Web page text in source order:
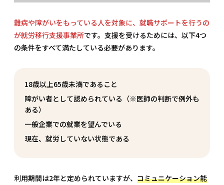
難病や障がいをもっている人を対象に、就職サポートを行うの
が就労移行支援事業所です。支援を受けるためには、以下4つ
の条件をすべて満たしている必要があります。
18歳以上65歳未満であること
障がい者として認められている（※医師の判断で例外も
ある）
一般企業での就業を望んでいる
現在、就労していない状態である
利用期間は2年と定められていますが、 コミュニケーション能